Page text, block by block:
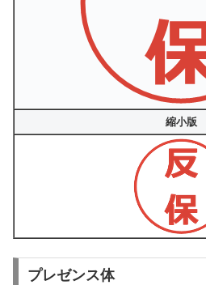
縮小版
プレゼンス体